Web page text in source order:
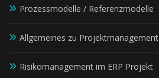
Prozessmodelle / Referenzmodelle
Allgemeines zu Projektmanagement
Risikomanagement im ERP Projekt